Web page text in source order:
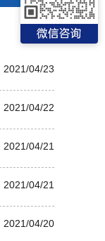
2021/04/23
2021/04/22
2021/04/21
2021/04/21
2021/04/20